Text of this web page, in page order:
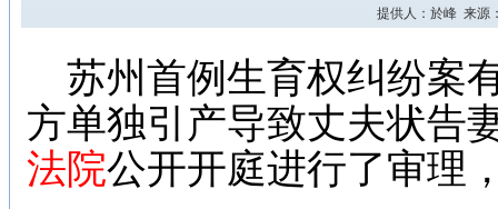
提供人：於峰 来源
苏州首例生育权纠纷案
方单独引产导致丈夫状告
法院公开开庭进行了审理